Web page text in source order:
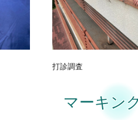
打診調査
マーキン